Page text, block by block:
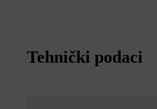
Tehnički podaci